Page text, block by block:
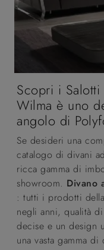
Scopri i
Wilma è uno
angolo di
Se desideri una
catalogo di divani
ricca gamma di
showroom. Divano
: tutti i prodotti
negli anni, qualità
decise e un design
una vasta gamma